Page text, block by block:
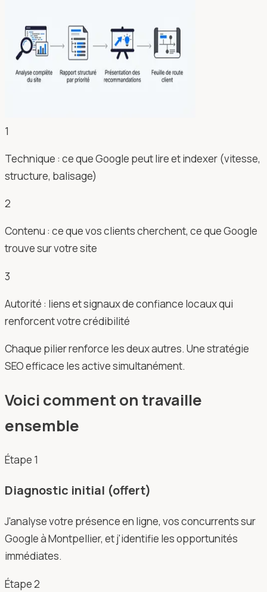
1
Technique : ce que Google peut lire et indexer (vitesse,
structure, balisage)
2
Contenu : ce que vos clients cherchent, ce que Google
trouve sur votre site
3
Autorité : liens et signaux de confiance locaux qui
renforcent votre crédibilité
Chaque pilier renforce les deux autres. Une stratégie
SEO efficace les active simultanément.
Voici comment on travaille
ensemble
Étape 1
Diagnostic initial (offert)
J'analyse votre présence en ligne, vos concurrents sur
Google à Montpellier, et j'identifie les opportunités
immédiates.
Étape2